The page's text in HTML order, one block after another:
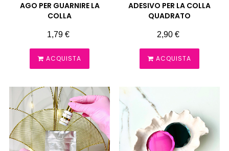
AGO PER GUARNIRE LA
COLLA
Prezzo
1,79 €
ACQUISTA
ADESIVO PER LA COLLA
QUADRATO
Prezzo
2,90 €
ACQUISTA